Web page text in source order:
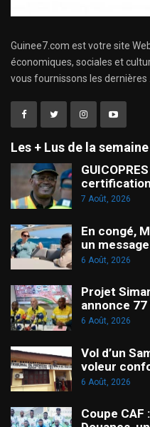
Guinee7.com est votre site
économiques, sociales et
vous fournissons les dernières ...
Les + Lus de la semaine
7 Août, 2026
En congé,
un
6 Août, 2026
Projet
annonce 77
6 Août, 2026
Vol d’un
voleur
6 Août, 2026
Coupe CAF